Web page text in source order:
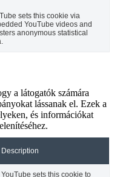
sets this cookie via
YouTube videos and
anonymous statistical
a látogatók számára
lássanak el. Ezek a
és információkat
Description
YouTube sets this cookie to